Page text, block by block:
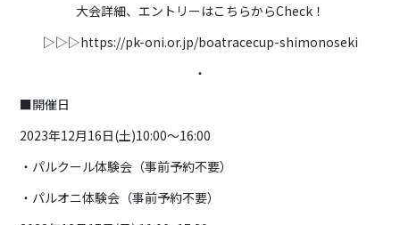
大会詳細、エントリーはこちらからCheck！
▷▷▷https://pk-oni.or.jp/boatracecup-shimonoseki
・
■開催日
2023年12月16日(土)10:00～16:00
・パルクール体験会（事前予約不要）
・パルオニ体験会（事前予約不要）